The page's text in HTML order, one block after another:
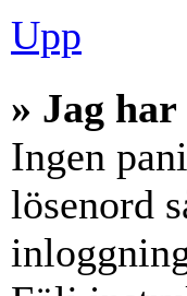
Upp
» Jag
Ingen
lösenord